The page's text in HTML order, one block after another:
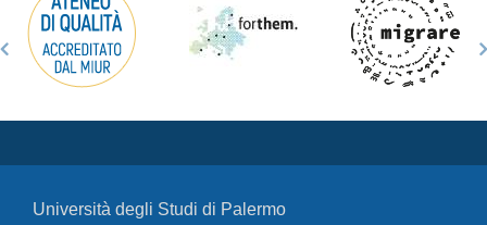
Università degli Studi di Palermo